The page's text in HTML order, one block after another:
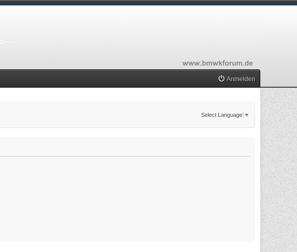
Anmelden
Select Language ▼